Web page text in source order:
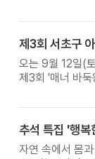
오는 9월 12일(
제3회 '매너 바
추석 특집 '행복
자연 속에서 몸